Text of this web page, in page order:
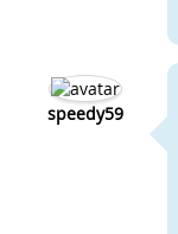
speedy59